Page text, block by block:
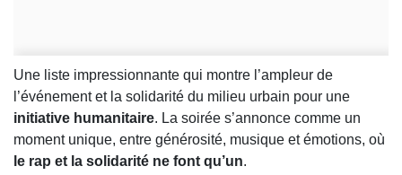
Une liste impressionnante qui montre l’ampleur de
l’événement et la solidarité du milieu urbain pour une
initiative humanitaire. La soirée s’annonce comme un
moment unique, entre générosité, musique et émotions, où
le rap et la solidarité ne font qu’un.